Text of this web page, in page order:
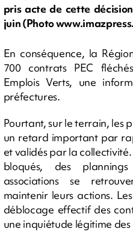
pris acte de cette
juin (Photo
En conséquence, la
700 contrats PEC
Emplois Verts, une
préfectures.
Pourtant, sur le terrain, les
un retard important par
et validés par la
bloqués, des
associations se
maintenir leurs actions.
déblocage effectif des
une inquiétude légitime